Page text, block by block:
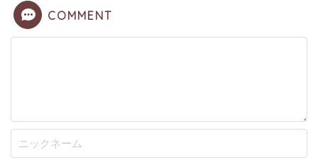
COMMENT